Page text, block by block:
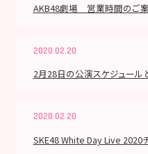
AKB48劇場 営業時間のご
2020.02.20
2月28日の公演スケジュール
2020.02.20
SKE48 White Day Live 2020